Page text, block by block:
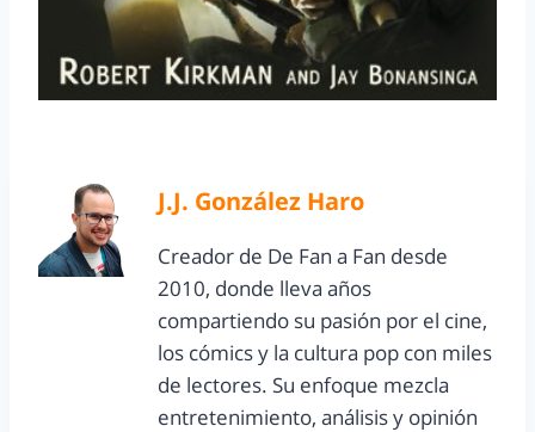
J.J. González Haro
Creador de De Fan a Fan desde
2010, donde lleva años
compartiendo su pasión por el cine,
los cómics y la cultura pop con miles
de lectores. Su enfoque mezcla
entretenimiento, análisis y opinión